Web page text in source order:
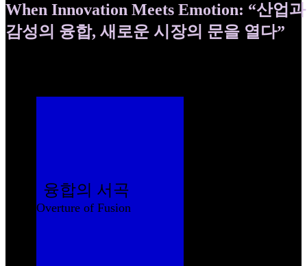
When Innovation Meets Emotion: “산업과
감성의 융합, 새로운 시장의 문을 열다”
융합의 서곡
Overture of Fusion